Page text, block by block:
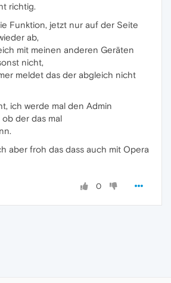
richtig.
Funktion, jetzt nur auf der Seite
ab,
mit meinen anderen Geräten
nicht,
meldet das der abgleich nicht
ich werde mal den Admin
der das mal
aber froh das dass auch mit Opera
0